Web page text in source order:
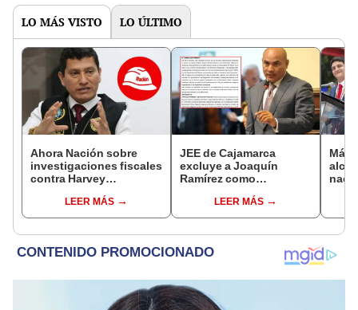
LO MÁS VISTO LO ÚLTIMO
Ahora Nación sobre
investigaciones fiscales
contra Harvey
Público no puede ser
utilizado políticamente"
LEER MÁS
JEE de Cajamarca
excluye a Joaquín
Ramírez como
regional por ocultar
sentencia
LEER MÁS
Más